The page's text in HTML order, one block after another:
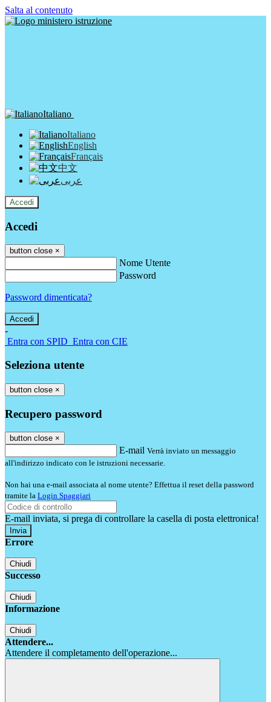
Salta al contenuto
Italiano
Italiano
English
Français
中文
عربى
Accedi
Accedi
button close ×
Nome Utente
Password
Password dimenticata?
-
Entra con SPID Entra con CIE
Seleziona utente
button close ×
Recupero password
button close ×
E-mail Verrà inviato un messaggio
all'indirizzo indicato con le istruzioni necessarie.
Non hai una e-mail associata al nome utente? Effettua il reset della password
tramite la Login Spaggiari
E-mail inviata, si prega di controllare la casella di posta elettronica!
Errore
Chiudi
Successo
Chiudi
Informazione
Chiudi
Attendere...
Attendere il completamento dell'operazione...